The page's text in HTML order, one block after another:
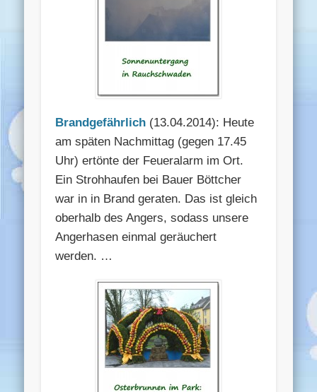
Brandgefährlich (13.04.2014): Heute
am späten Nachmittag (gegen 17.45
Uhr) ertönte der Feueralarm im Ort.
Ein Strohhaufen bei Bauer Böttcher
war in in Brand geraten. Das ist gleich
oberhalb des Angers, sodass unsere
Angerhasen einmal geräuchert
werden. …